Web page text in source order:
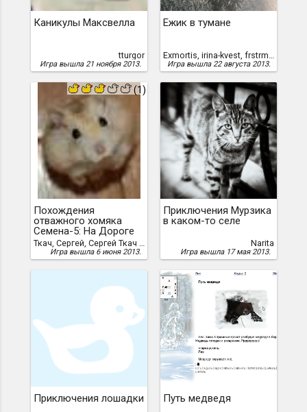
Каникулы Максвелла
tturgor
Игра вышла 21 ноября 2013.
Ежик в тумане
Exmortis, irina-kvest, frstrm, kirill_savchenko, georgy000
Игра вышла 22 августа 2013.
(1)
Похождения
отважного хомяка
Семена-5: На Дороге
Ткач, Сергей, Сергей Ткач (Apromix), Apromix
Игра вышла 6 июня 2013.
Приключения Мурзика
в каком-то селе
Narita
Игра вышла 17 мая 2013.
Приключения лошадки Путь медведя